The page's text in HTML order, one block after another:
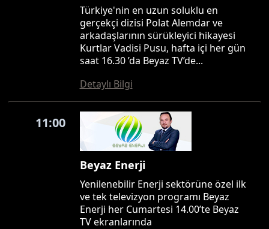
Türkiye'nin en uzun soluklu en
gerçekçi dizisi Polat Alemdar ve
arkadaşlarının sürükleyici hikayesi
Kurtlar Vadisi Pusu, hafta içi her gün
saat 16.30 ’da Beyaz TV’de...
Detaylı Bilgi
11:00
Beyaz Enerji
Yenilenebilir Enerji sektörüne özel ilk
ve tek televizyon programı Beyaz
Enerji her Cumartesi 14.00’te Beyaz
TV ekranlarında